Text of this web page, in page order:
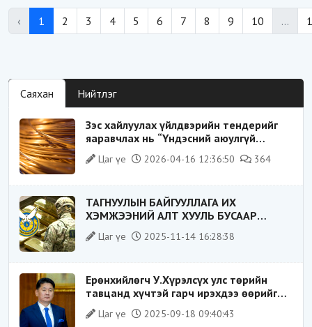
‹ 1 2 3 4 5 6 7 8 9 10 ...
Саяхан Нийтлэг
Зэс хайлуулах үйлдвэрийн тендерийг
яаравчлах нь “Үндэсний аюулгүй
байдал“-д эрсдэлтэй юу?
Цаг үе 2026-04-16 12:36:50 364
ТАГНУУЛЫН БАЙГУУЛЛАГА ИХ
ХЭМЖЭЭНИЙ АЛТ ХУУЛЬ БУСААР
ХИЛЭЭР ГАРГАХ ГЭЖ БАЙСАН
ҮЙЛДЛИЙГ ТАСЛАН ЗОГСООЛОО
Цаг үе 2025-11-14 16:28:38
Ерөнхийлөгч У.Хүрэлсүх улс төрийн
тавцанд хүчтэй гарч ирэхдээ өөрийгөө
шударга ёсны төлөө тэмцэгч, “хуучин
тогтолцооны хонгилыг нураагч” гэсэн
Цаг үе 2025-09-18 09:40:43